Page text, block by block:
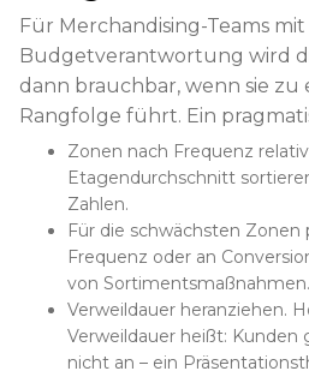
Für Merchandising-Teams
Budgetverantwortung wird
dann brauchbar, wenn sie zu
Rangfolge führt. Ein
Zonen nach Frequenz
Etagendurchschnitt
Zahlen.
Für die schwächsten Zonen
Frequenz oder an
von Sortimentsmaßnahmen.
Verweildauer heranziehen.
Verweildauer heißt: Kunden
nicht an – ein